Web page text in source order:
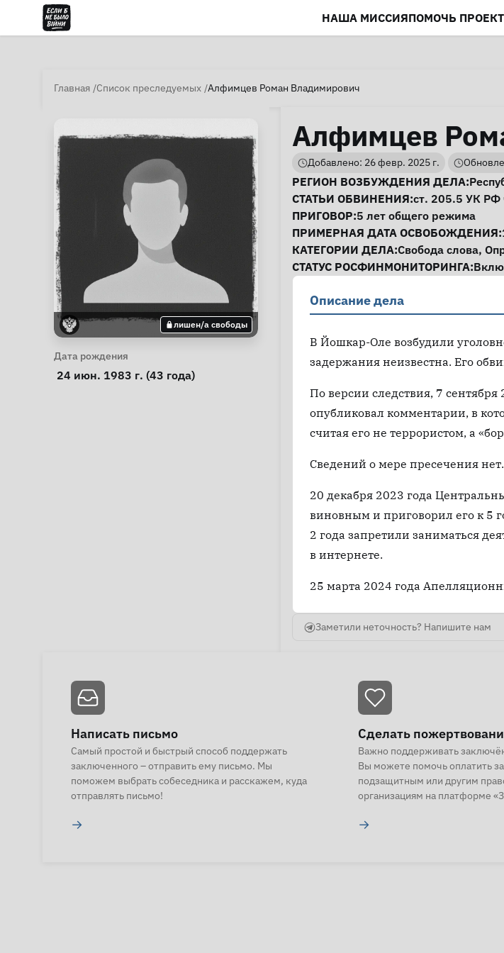
НАША МИССИЯПОМОЧЬ
Главная Список преследуемых Алфимцев Роман Владимирович
лишен/а свободы
Личная информация
Дата рождения
24 июн. 1983 г. (43 года)
Алфимцев
Добавлено: 26 февр. 2025 г.
Информация о
РЕГИОН ВОЗБУЖДЕНИЯ ДЕЛА:
СТАТЬИ ОБВИНЕНИЯ:ст. 205.5 УК РФ
ПРИГОВОР:5 лет общего режима
ПРИМЕРНАЯ ДАТА ОСВОБОЖДЕНИЯ:
КАТЕГОРИИ ДЕЛА:Свобода слова,
СТАТУС РОСФИНМОНИТОРИНГА:
Описание дела
В Йошкар-Оле возбудили
задержания неизвестна. Его
По версии следствия, 7
опубликовал комментарии, в
считая его не террористом, а
Сведений о мере пресечения нет.
20 декабря 2023 года
виновным и приговорил его к 5
2 года запретили заниматься
в интернете.
25 марта 2024 года
Заметили неточность? Напишите нам
Написать письмо
Самый простой и быстрый способ поддержать
заключенного – отправить ему письмо. Мы
поможем выбрать собеседника и расскажем, куда
отправлять письмо!
→
Сделать
Важно поддерживать
Вы можете помочь оплатить
подзащитным или другим
организациям на платформе
→